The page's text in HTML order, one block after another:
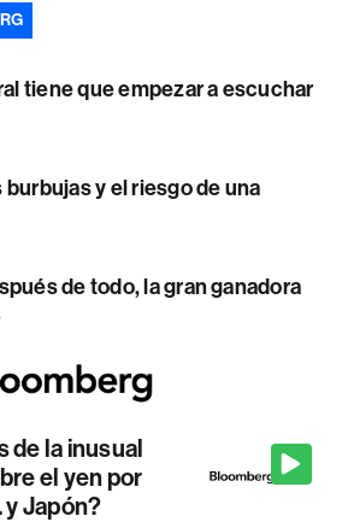
tiene que empezar a escuchar
y el riesgo de una
de todo, la gran ganadora
de la inusual
el yen por
y Japón?